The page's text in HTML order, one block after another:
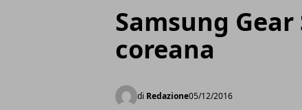
Samsung
coreana
di Redazione05/12/2016